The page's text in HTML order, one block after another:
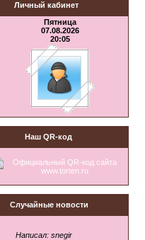
Личный кабинет
Пятница
07.08.2026
20:05
Наш QR-код
Случайные новости
Написал: snegir